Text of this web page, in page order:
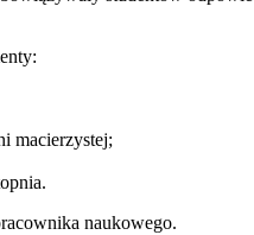
macierzystej;
naukowego.